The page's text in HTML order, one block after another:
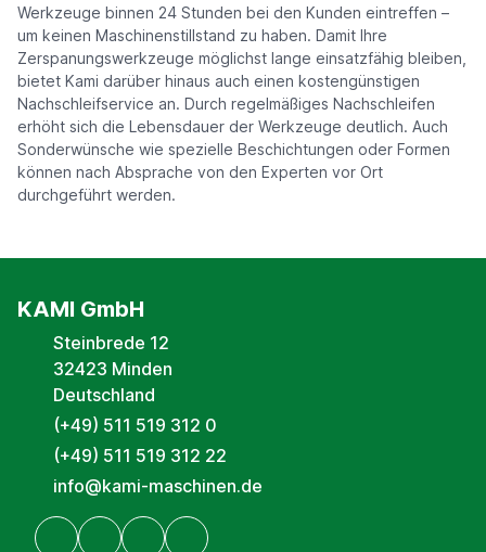
Werkzeuge binnen 24 Stunden bei den Kunden eintreffen –
um keinen Maschinenstillstand zu haben. Damit Ihre
Zerspanungswerkzeuge möglichst lange einsatzfähig bleiben,
bietet Kami darüber hinaus auch einen kostengünstigen
Nachschleifservice an. Durch regelmäßiges Nachschleifen
erhöht sich die Lebensdauer der Werkzeuge deutlich. Auch
Sonderwünsche wie spezielle Beschichtungen oder Formen
können nach Absprache von den Experten vor Ort
durchgeführt werden.
KAMI GmbH
Steinbrede 12
32423 Minden
Deutschland
(+49) 511 519 312 0
(+49) 511 519 312 22
info@kami-maschinen.de